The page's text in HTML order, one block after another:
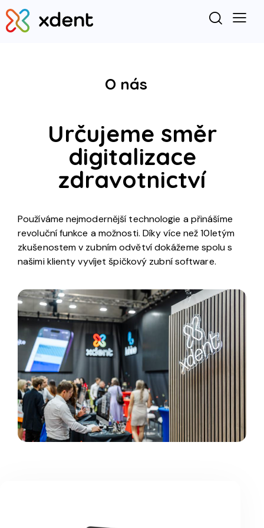
O nás
Určujeme směr
digitalizace
zdravotnictví
Používáme nejmodernější technologie a přinášíme
revoluční funkce a možnosti. Díky více než 10letým
zkušenostem v zubním odvětví dokážeme spolu s
našimi klienty vyvíjet špičkový zubní software.